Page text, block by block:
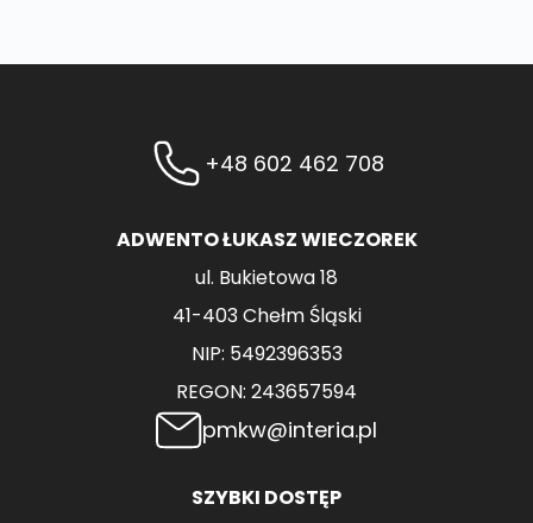
+48 602 462 708
ADWENTO ŁUKASZ WIECZOREK
ul. Bukietowa 18
41-403 Chełm Śląski
NIP: 5492396353
REGON: 243657594
pmkw@interia.pl
SZYBKI DOSTĘP